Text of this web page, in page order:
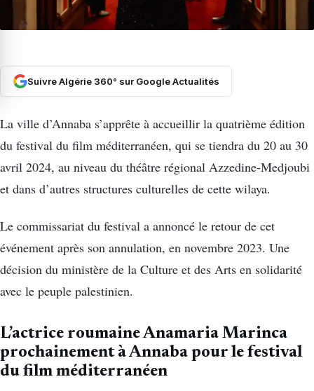
Suivre Algérie 360° sur Google Actualités
La ville d’Annaba s’apprête à accueillir la quatrième édition
du festival du film méditerranéen, qui se tiendra du 20 au 30
avril 2024, au niveau du théâtre régional Azzedine-Medjoubi
et dans d’autres structures culturelles de cette wilaya.
Le commissariat du festival a annoncé le retour de cet
événement après son annulation, en novembre 2023. Une
décision du ministère de la Culture et des Arts en solidarité
avec le peuple palestinien.
L’actrice roumaine Anamaria Marinca
prochainement à Annaba pour le festival
du film méditerranéen